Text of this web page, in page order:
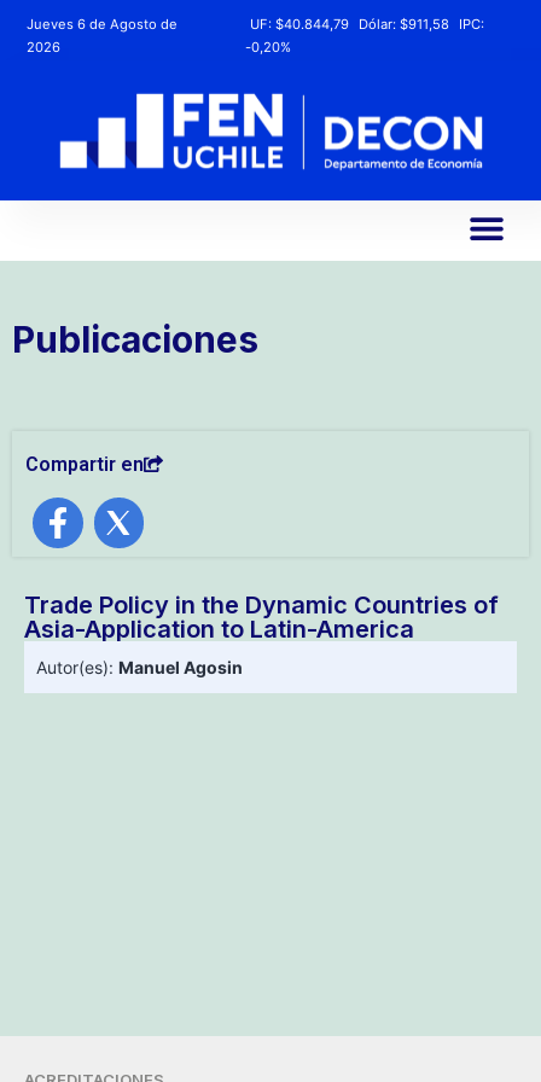
Jueves 6 de Agosto de
2026
UF:$40.844,79 Dólar:$911,58
IPC:
-0,20%
Publicaciones
Compartir en
Trade Policy in the Dynamic Countries of
Asia-Application to Latin-America
Autor(es): Manuel Agosin